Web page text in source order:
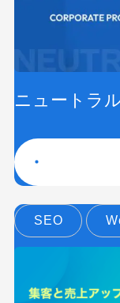
ニュートラ
SEO